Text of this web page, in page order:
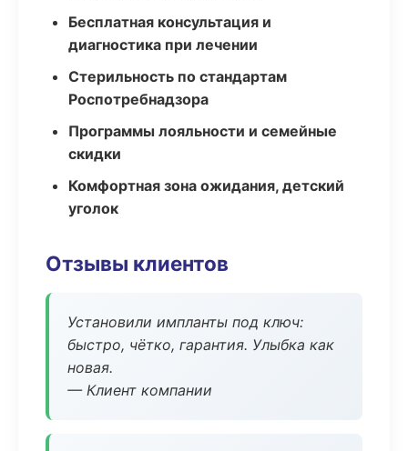
Бесплатная консультация и
диагностика при лечении
Стерильность по стандартам
Роспотребнадзора
Программы лояльности и семейные
скидки
Комфортная зона ожидания, детский
уголок
Отзывы клиентов
Установили импланты под ключ:
быстро, чётко, гарантия. Улыбка как
новая.
— Клиент компании